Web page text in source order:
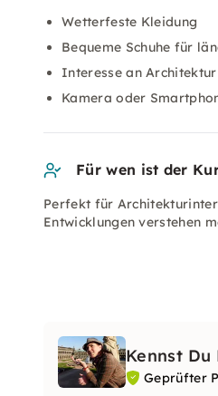
Wetterfeste Kleidung
Bequeme Schuhe für
Interesse an
Kamera oder
Für wen ist der
Perfekt für
Entwicklungen verstehen
Kennst Du
Geprüfter